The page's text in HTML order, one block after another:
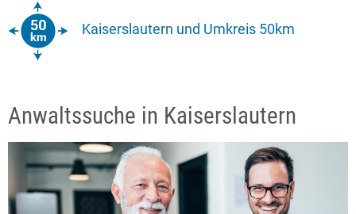
Kaiserslautern und Umkreis 50km
Anwaltssuche in Kaiserslautern